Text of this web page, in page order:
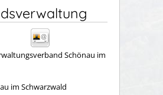
Schönau im
im Schwarzwald